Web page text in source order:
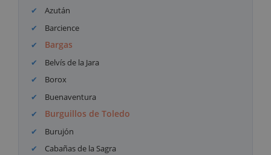
Azután
Barcience
Bargas
Belvís de la Jara
Borox
Buenaventura
Burguillos de Toledo
Burujón
Cabañas de la Sagra